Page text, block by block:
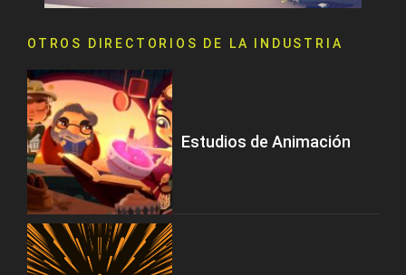
OTROS DIRECTORIOS DE LA INDUSTRIA
Estudios de Animación